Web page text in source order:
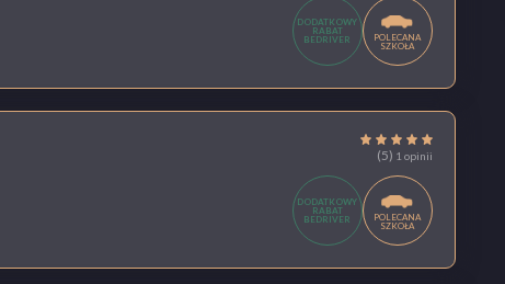
DODATKOWY
RABAT
BEDRIVER
POLECANA
SZKOŁA
(5) 1 opinii
DODATKOWY
RABAT
BEDRIVER
POLECANA
SZKOŁA